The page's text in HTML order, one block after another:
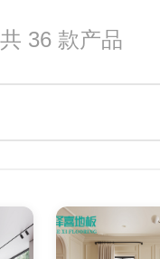
共 36 款产品